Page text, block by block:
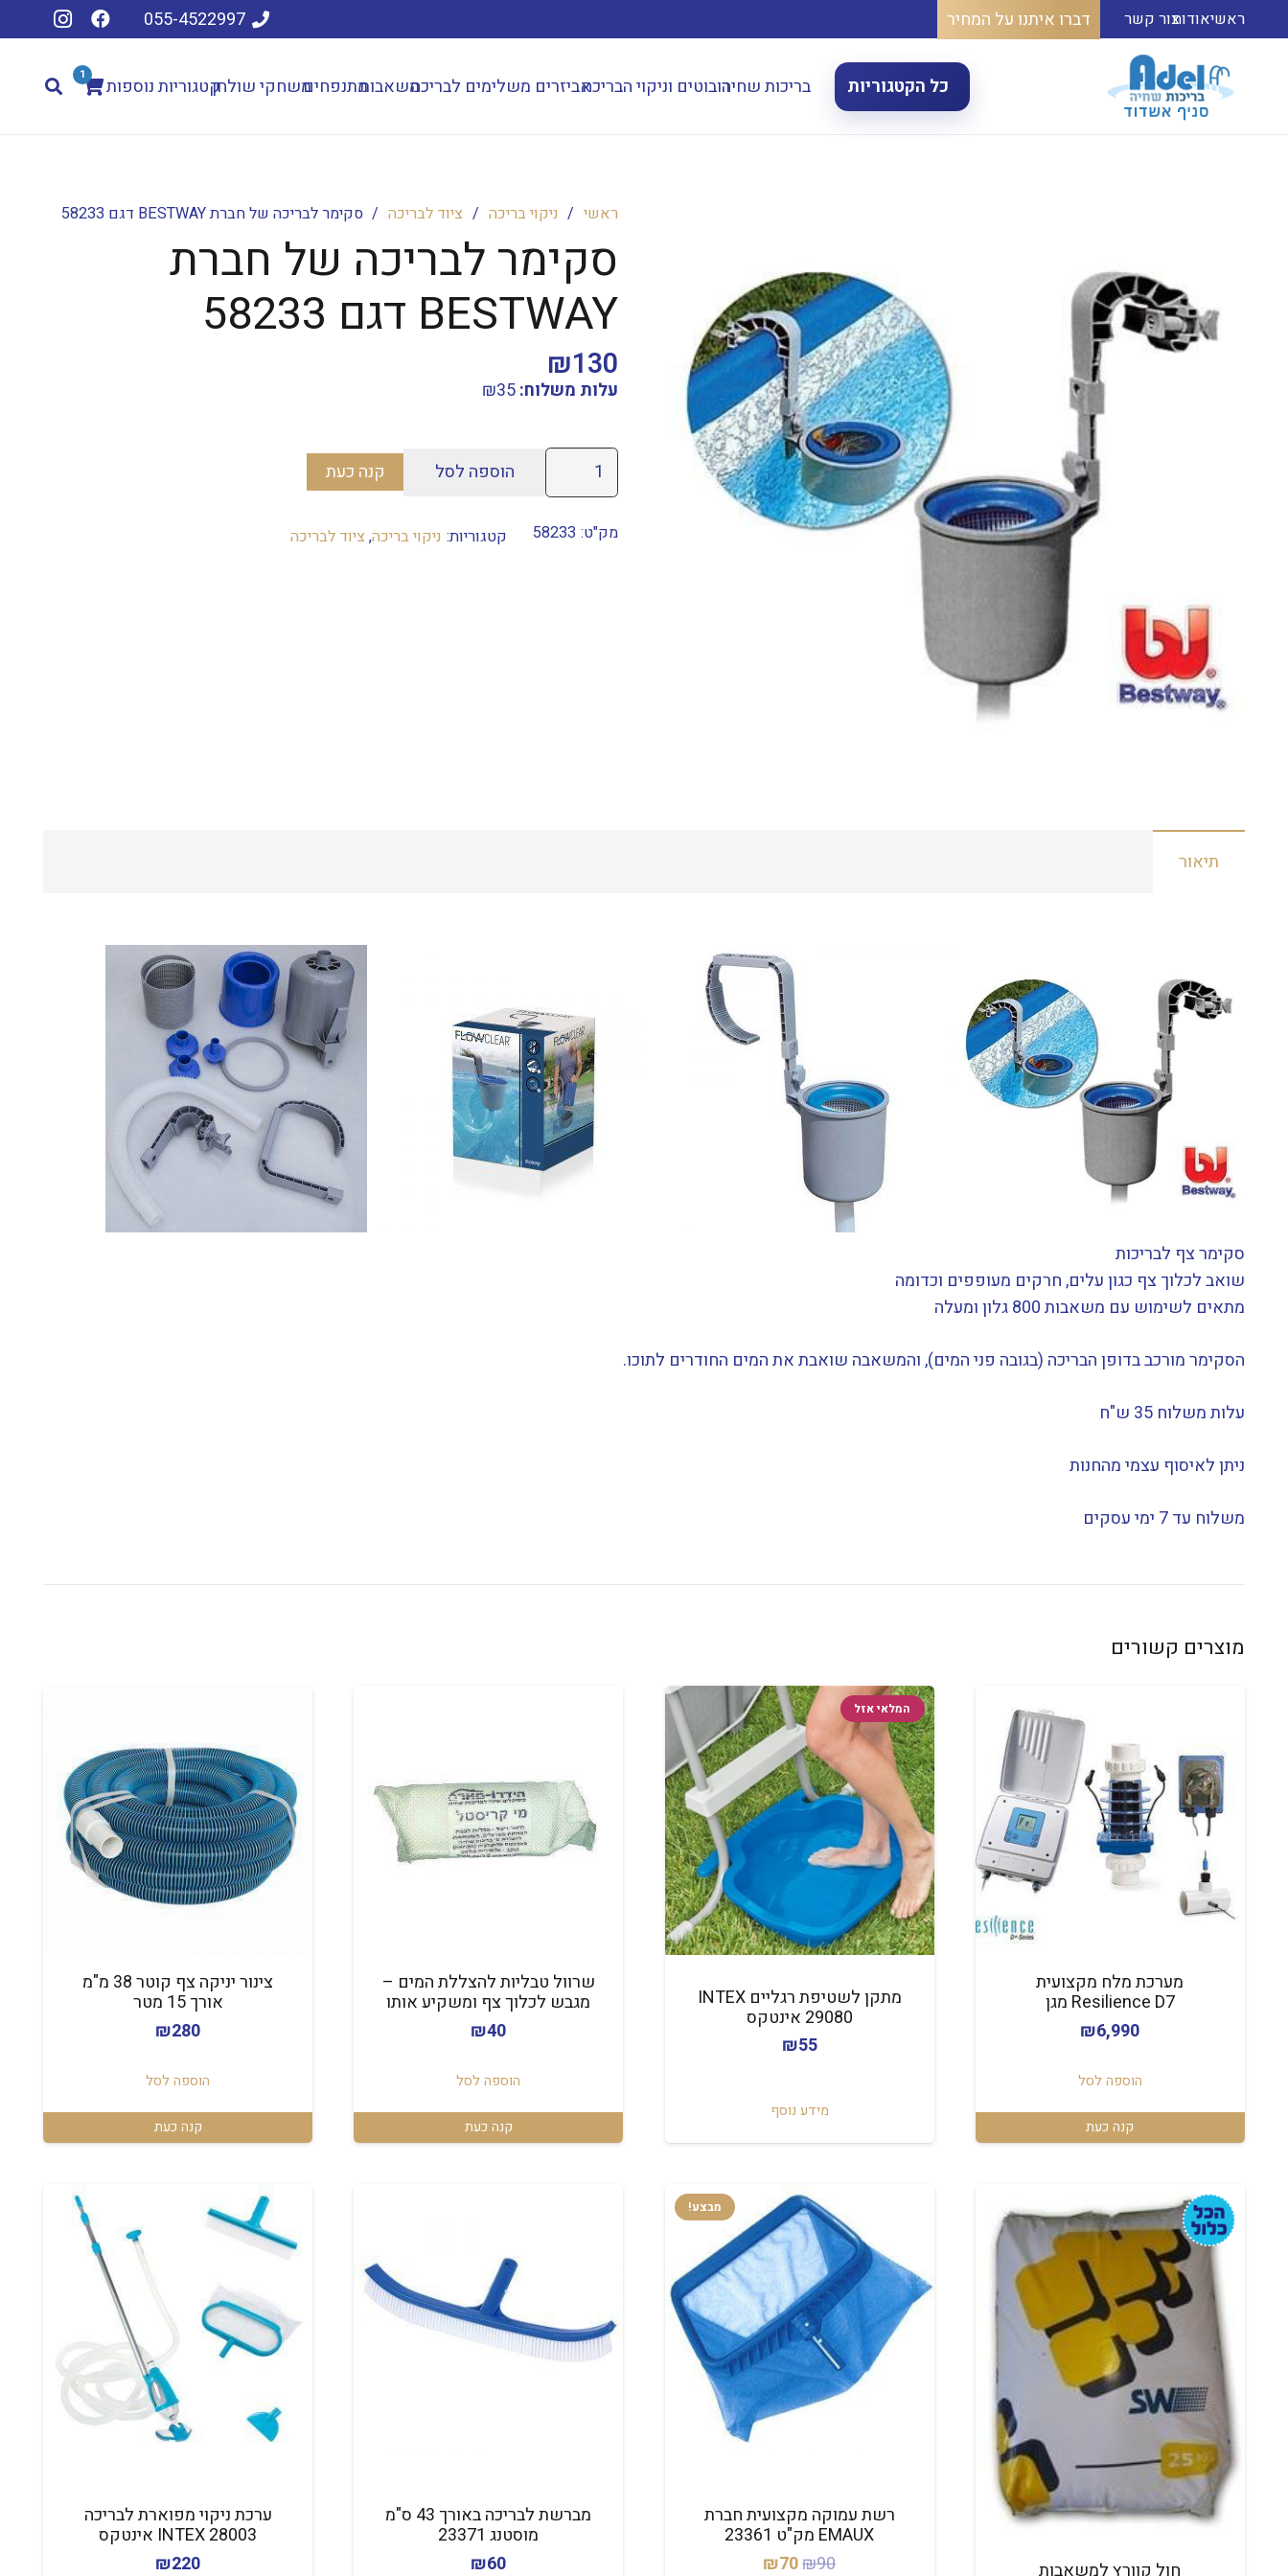
ראשיאודותצור קשר דברו איתנו על המחיר 055-4522997
כל הקטגוריות בריכות שחיהרובוטים וניקוי הבריכהאביזרים משלימים לבריכהמשאבותמתנפחיםמשחקי שולחןקטגוריות נוספות 1
ראשי / ניקוי בריכה / ציוד לבריכה / סקימר לבריכה של חברת BESTWAY דגם 58233
סקימר לבריכה של חברת
BESTWAY דגם 58233
₪130
עלות משלוח: ₪35
כמות
של
לבריכה
הוספה לסל קנה כעת
מק"ט: 58233 קטגוריות: ניקוי בריכה, ציוד לבריכה
תיאור
סקימר צף לבריכות
שואב לכלוך צף כגון עלים, חרקים מעופפים וכדומה
מתאים לשימוש עם משאבות 800 גלון ומעלה
הסקימר מורכב בדופן הבריכה (בגובה פני המים), והמשאבה שואבת את המים החודרים לתוכו.
עלות משלוח 35 ש"ח
ניתן לאיסוף עצמי מהחנות
משלוח עד 7 ימי עסקים
מוצרים קשורים
מערכת מלח מקצועית
Resilience D7 מגן
₪6,990
הוספה לסל
קנה כעת
המלאי אזל
מתקן לשטיפת רגליים INTEX
29080 אינטקס
₪55
מידע נוסף
שרוול טבליות להצללת המים –
מגבש לכלוך צף ומשקיע אותו
₪40
הוספה לסל
קנה כעת
צינור יניקה צף קוטר 38 מ"מ
אורך 15 מטר
₪280
הוספה לסל
קנה כעת
חול קוורץ למשאבות
מבצע!
רשת עמוקה מקצועית חברת
EMAUX מק"ט 23361
₪90
המחיר
₪70
המחיר
מברשת לבריכה באורך 43 ס"מ
מוסטנג 23371
₪60
ערכת ניקוי מפוארת לבריכה
INTEX 28003 אינטקס
₪220